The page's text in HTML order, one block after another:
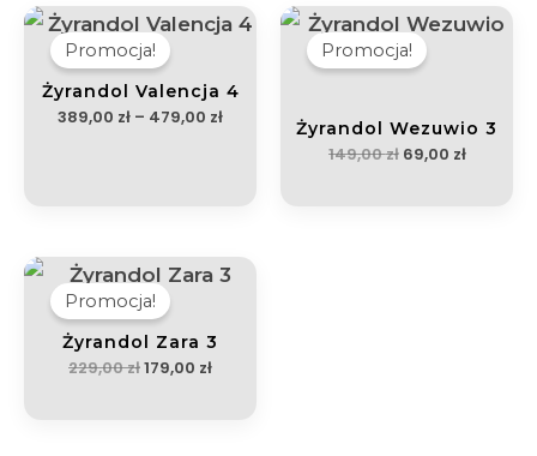
Promocja!
Żyrandol Valencja 4
389,00 zł – 479,00 zł
Zakres
cen:
479,00 zł
Promocja!
Żyrandol Wezuwio 3
149,00zł
Pierwotna
cena
wynosiła:
149,00 zł.
69,00 zł
cena
Promocja!
Żyrandol Zara 3
229,00zł
Pierwotna
cena
wynosiła:
229,00 zł.
179,00 zł
Aktualna
cena